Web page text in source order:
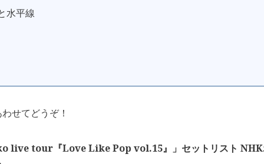
水平線
せてどうぞ！
live tour『Love Like Pop vol.15』」セットリスト NHK